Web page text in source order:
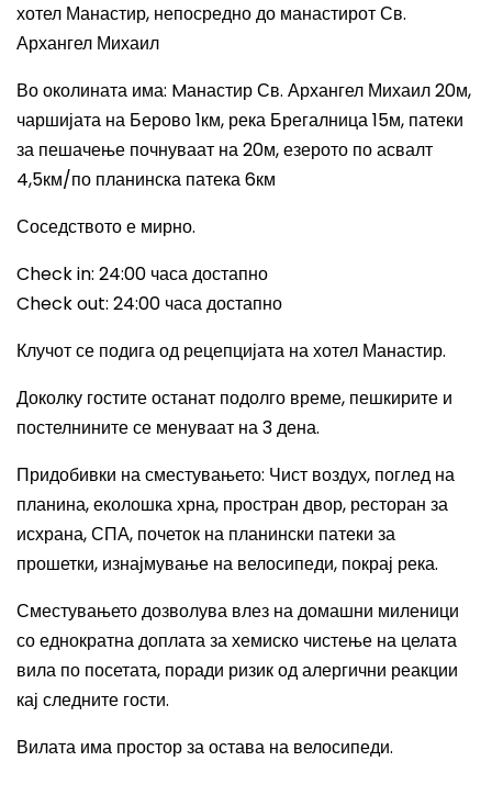
хотел Манастир, непосредно до манастирот Св.
Архангел Михаил
Во околината има: Mанастир Св. Архангел Михаил 20м,
чаршијата на Берово 1км, река Брегалница 15м, патеки
за пешачење почнуваат на 20м, езерото по асвалт
4,5км/по планинска патека 6км
Соседството е мирно.
Check in: 24:00 часа достапно
Check out: 24:00 часа достапно
Клучот се подига од рецепцијата на хотел Манастир.
Доколку гостите останат подолго време, пешкирите и
постелнините се менуваат на 3 дена.
Придобивки на сместувањето: Чист воздух, поглед на
планина, еколошка хрна, простран двор, ресторан за
исхрана, СПА, почеток на планински патеки за
прошетки, изнајмување на велосипеди, покрај река.
Сместувањето дозволува влез на домашни миленици
со еднократна доплата за хемиско чистење на целата
вила по посетата, поради ризик од алергични реакции
кај следните гости.
Вилата има простор за остава на велосипеди.